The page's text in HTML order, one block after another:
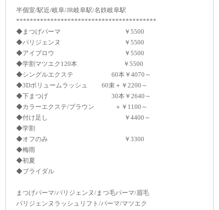
半個室/駅近/岐阜/JR岐阜駅/名鉄岐阜駅
*****************************************
◆まつげパーマ ￥5500
◆パリジェンヌ ￥5500
◆アイブロウ ￥5500
◆学割マツエク120本 ￥5500
◆シングルエクステ 60本￥4070～
◆3Dボリュームラッシュ 60束＋￥2200～
◆下まつげ 30本￥2640～
◆カラーエクステ/ブラウン ＋￥1100～
◆付け足し ￥4400～
◆学割
◆オフのみ ￥3300
◆梅雨
◆初夏
◆ブライダル
まつげパーマ/パリジェンヌ/まつ毛パーマ/眉毛
パリジェンヌラッシュリフト/パーマ/マツエク